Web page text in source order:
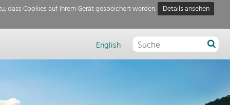
dass Cookies auf Ihrem Gerät gespeichert werden.
Details ansehen
English